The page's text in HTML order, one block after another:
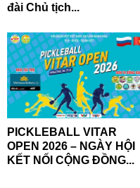
đài Chủ tịch...
PICKLEBALL VITAR
OPEN 2026 – NGÀY HỘI
KẾT NỐI CỘNG ĐỒNG...